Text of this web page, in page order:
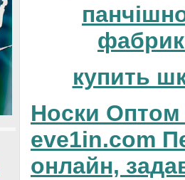
купить
Носки Оптом
eve1in.com
онлайн,